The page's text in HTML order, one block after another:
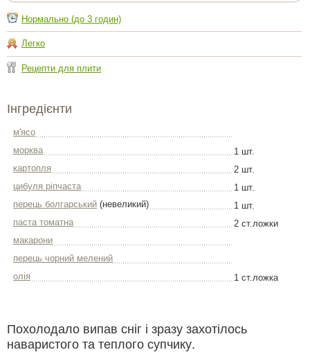
Нормально (до 3 годин)
Легко
Рецепти для плити
Інгредієнти
м'ясо
морква
1 шт.
картопля
2 шт.
цибуля ріпчаста
1 шт.
перець болгарський (невеликий)
1 шт.
паста томатна
2 ст.ложки
макарони
перець чорний мелений
олія
1 ст.ложка
Похолодало випав сніг і зразу захотілось
наваристого та теплого супчику.